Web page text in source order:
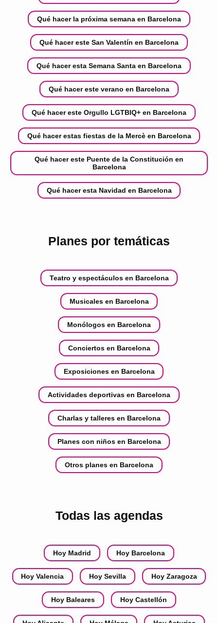
Qué hacer la próxima semana en Barcelona
Qué hacer este San Valentín en Barcelona
Qué hacer esta Semana Santa en Barcelona
Qué hacer este verano en Barcelona
Qué hacer este Orgullo LGTBIQ+ en Barcelona
Qué hacer estas fiestas de la Mercè en Barcelona
Qué hacer este Puente de la Constitución en
Barcelona
Qué hacer esta Navidad en Barcelona
Planes por temáticas
Teatro y espectáculos en Barcelona
Musicales en Barcelona
Monólogos en Barcelona
Conciertos en Barcelona
Exposiciones en Barcelona
Actividades deportivas en Barcelona
Charlas y talleres en Barcelona
Planes con niños en Barcelona
Otros planes en Barcelona
Todas las agendas
Hoy Madrid Hoy Barcelona
Hoy Valencia Hoy Sevilla Hoy Zaragoza
Hoy Baleares Hoy Castellón